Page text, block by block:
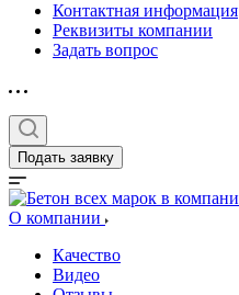
Контактная информация
Реквизиты компании
Задать вопрос
Подать заявку
О компании
Качество
Видео